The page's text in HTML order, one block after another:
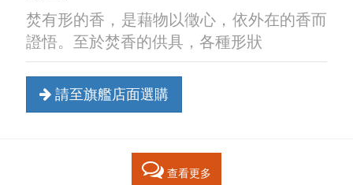
焚有形的香，是藉物以徵心，依外在的香而
證悟。至於焚香的供具，各種形狀
請至旗艦店面選購
查看更多